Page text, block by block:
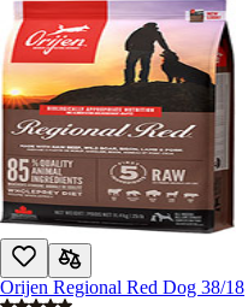
Orijen Regional Red Dog 38/18